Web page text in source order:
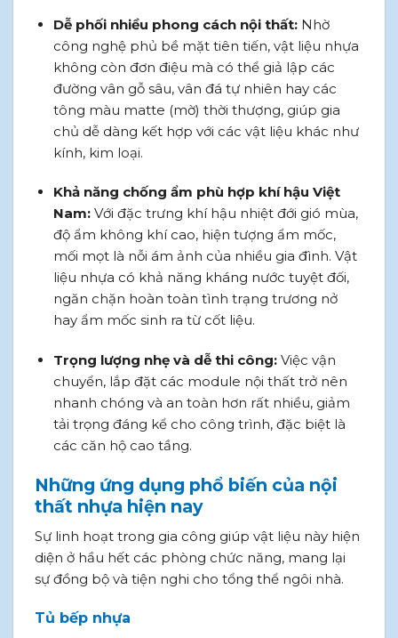
Dễ phối nhiều phong cách nội thất:Nhờ
công nghệ phủ bề mặt tiên tiến, vật liệu nhựa
không còn đơn điệu mà có thể giả lập các
đường vân gỗ sâu, vân đá tự nhiên hay các
tông màu matte (mờ) thời thượng, giúp gia
chủ dễ dàng kết hợp với các vật liệu khác như
kính, kim loại.
Khả năng chống ẩm phù hợp khí hậu Việt
Nam:Với đặc trưng khí hậu nhiệt đới gió mùa,
độ ẩm không khí cao, hiện tượng ẩm mốc,
mối mọt là nỗi ám ảnh của nhiều gia đình. Vật
liệu nhựa có khả năng kháng nước tuyệt đối,
ngăn chặn hoàn toàn tình trạng trương nở
hay ẩm mốc sinh ra từ cốt liệu.
Trọng lượng nhẹ và dễ thi công:Việc vận
chuyển, lắp đặt các module nội thất trở nên
nhanh chóng và an toàn hơn rất nhiều, giảm
tải trọng đáng kể cho công trình, đặc biệt là
các căn hộ cao tầng.
Những ứng dụng phổ biến của nội
thất nhựa hiện nay
Sự linh hoạt trong gia công giúp vật liệu này hiện
diện ở hầu hết các phòng chức năng, mang lại
sự đồng bộ và tiện nghi cho tổng thể ngôi nhà.
Tủ bếp nhựa